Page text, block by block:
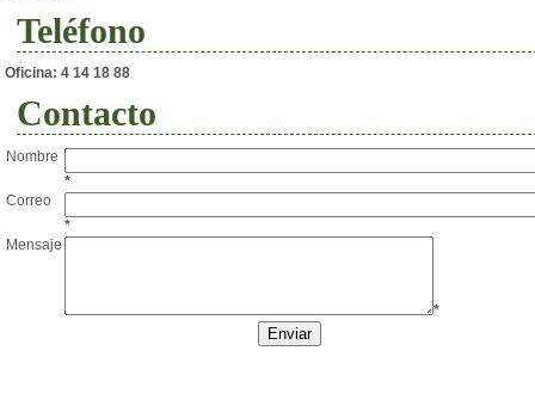
Teléfono
Oficina: 4 14 18 88
Contacto
Nombre
*
Correo
*
Mensaje
*